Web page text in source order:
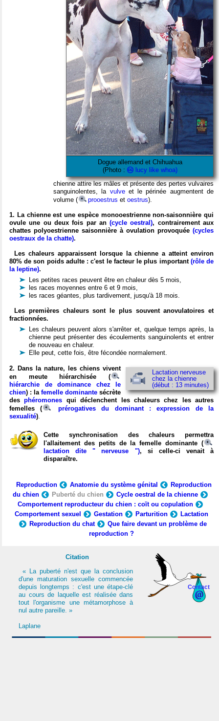
Dogue allemand et Chihuahua
(Photo :
lucy like whoa)
chienne attire les mâles et présente des pertes vulvaires
sanguinolentes, la vulveet le périnée augmentent de
volume (
prooestrus et oestrus).
1. La chienne est une espèce monooestrienne non-saisonnière qui
ovule une ou deux fois par an(cycle oestral), contrairement aux
chattes polyoestrienne saisonnière à ovulation provoquée (cycles
oestraux de la chatte).
Les chaleurs apparaissent lorsque la chienne a atteint environ
80% de son poids adulte : c'est le facteur le plus important (rôle de
la leptine).
Les petites races peuvent être en chaleur dès 5 mois,
les races moyennes entre 6 et 9 mois,
les races géantes, plus tardivement, jusqu'à 18 mois.
Les premières chaleurs sont le plus souvent anovulatoires et
fractionnées.
Les chaleurs peuvent alors s'arrêter et, quelque temps après, la
chienne peut présenter des écoulements sanguinolents et entrer
de nouveau en chaleur.
Elle peut, cette fois, être fécondée normalement.
Lactation nerveuse
chez la chienne
(début : 13 minutes)
2. Dans la nature, les chiens vivent
en meute hiérarchisée (
hiérarchie de dominance chez le
chien) : la femelle dominante sécrète
desphéromones qui déclenchent les chaleurs chez les autres
femelles (
prérogatives du dominant : expression de la
sexualité)
Cette synchronisation des chaleurs permettra
l'allaitement des petits de la femelle dominante (
lactation dite " nerveuse "), si celle-ci venait à
disparaître.
Reproduction Anatomie du système génital
Reproduction
du chien
Puberté du chien
Cycle oestral de la chienne
Comportement reproducteur du chien : coït ou copulation
Comportement sexuel
Gestation Parturition
Lactation
Reproduction du chat
Que faire devant un problème de
reproduction ?
Contact
Citation
« La puberté n'est que la conclusion
d'une maturation sexuelle commencée
depuis longtemps : c'est une étape-clé
au cours de laquelle est réalisée dans
tout l'organisme une métamorphose à
nul autre pareille. »
Laplane